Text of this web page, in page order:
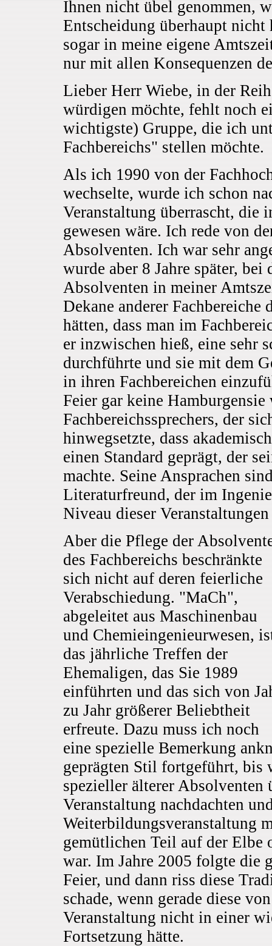
Ihnen nicht übel genommen,
Entscheidung überhaupt
sogar in meine eigene
nur mit allen Konsequenzen
Lieber Herr Wiebe, in der
würdigen möchte, fehlt noch
wichtigste) Gruppe, die ich
Fachbereichs" stellen möchte.
Als ich 1990 von der
wechselte, wurde ich schon
Veranstaltung überrascht, die
gewesen wäre. Ich rede von
Absolventen. Ich war sehr
wurde aber 8 Jahre später, bei
Absolventen in meiner
Dekane anderer
hätten, dass man im
er inzwischen hieß, eine sehr
durchführte und sie mit dem
in ihren Fachbereichen
Feier gar keine
Fachbereichssprechers, der
hinwegsetzte, dass
einen Standard geprägt, der
machte. Seine Ansprachen
Literaturfreund, der im
Niveau dieser
Aber die Pflege der
des Fachbereichs beschränkte
sich nicht auf deren feierliche
Verabschiedung. "MaCh",
abgeleitet aus Maschinenbau
und Chemieingenieurwesen,
das jährliche Treffen der
Ehemaligen, das Sie 1989
einführten und das sich von
zu Jahr größerer Beliebtheit
erfreute. Dazu muss ich noch
eine spezielle Bemerkung
geprägten Stil fortgeführt, bis
spezieller älterer Absolventen
Veranstaltung nachdachten
Weiterbildungsveranstaltung
gemütlichen Teil auf der Elbe
war. Im Jahre 2005 folgte die
Feier, und dann riss diese
schade, wenn gerade diese
Veranstaltung nicht in einer
Fortsetzung hätte.